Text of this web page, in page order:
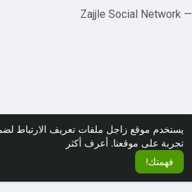
يستخدم موقع زاجل ملفات تعريف الارتباط
تجربة على موقعنا. أعرف أكثر
فهمتك!
— Zajjle Social Network